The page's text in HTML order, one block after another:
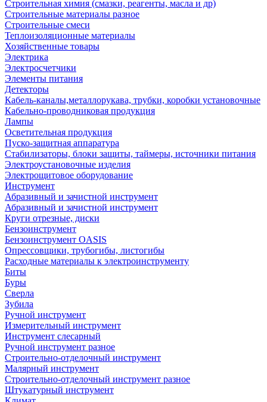
Строительная химия (смазки, реагенты, масла и др)
Строительные материалы разное
Строительные смеси
Теплоизоляционные материалы
Хозяйственные товары
Электрика
Электросчетчики
Элементы питания
Детекторы
Кабель-каналы,металлорукава, трубки, коробки установочные
Кабельно-проводниковая продукция
Лампы
Осветительная продукция
Пуско-защитная аппаратура
Стабилизаторы, блоки защиты, таймеры, источники питания
Электроустановочные изделия
Электрощитовое оборудование
Инструмент
Абразивный и зачистной инструмент
Абразивный и зачистной инструмент
Круги отрезные, диски
Бензоинструмент
Бензоинструмент OASIS
Опрессовщики, трубогибы, листогибы
Расходные материалы к электроинструменту
Биты
Буры
Сверла
Зубила
Ручной инструмент
Измерительный инструмент
Инструмент слесарный
Ручной инструмент разное
Строительно-отделочный инструмент
Малярный инструмент
Строительно-отделочный инструмент разное
Штукатурный инструмент